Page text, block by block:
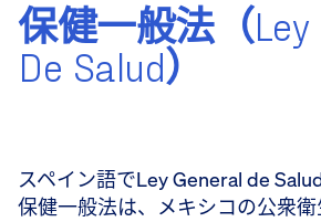
保健一般法（Ley
De Salud）
スペイン語でLey General de
保健一般法は、メキシコの公衆